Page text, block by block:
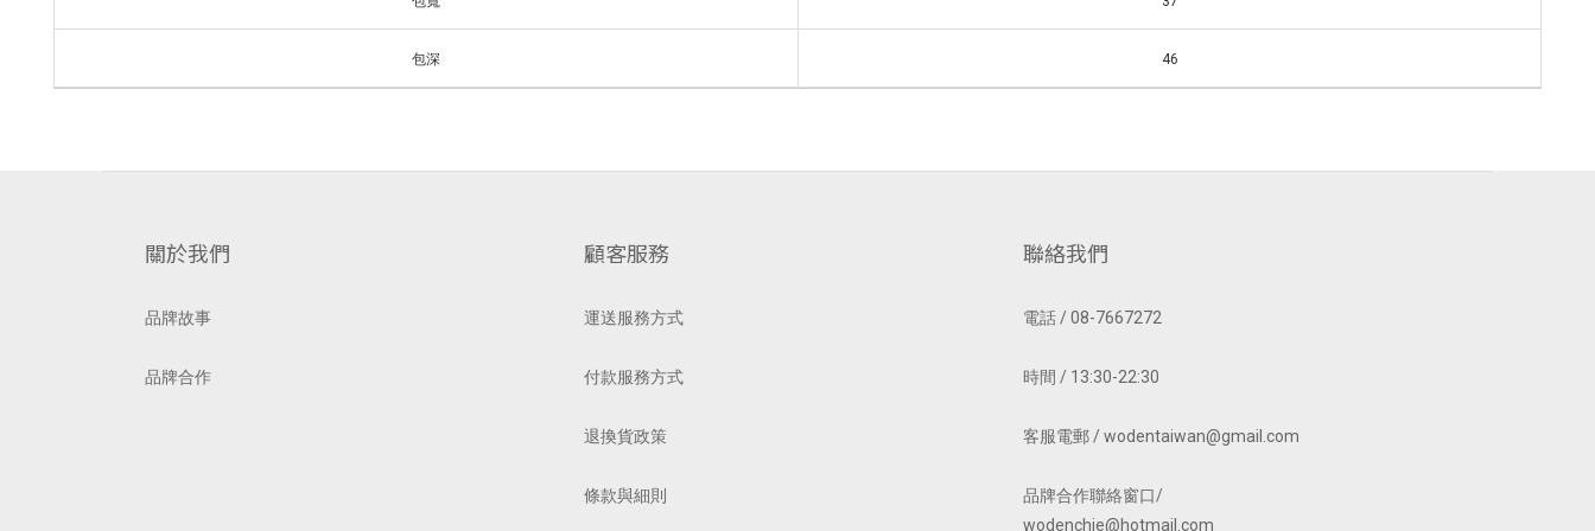
包深 46
關於我們
品牌故事
品牌合作
顧客服務
運送服務方式
付款服務方式
退換貨政策
條款與細則
聯絡我們
電話 / 08-7667272
時間 / 13:30-22:30
客服電郵 / wodentaiwan@gmail.com
品牌合作聯絡窗口/
wodenchie@hotmail.com